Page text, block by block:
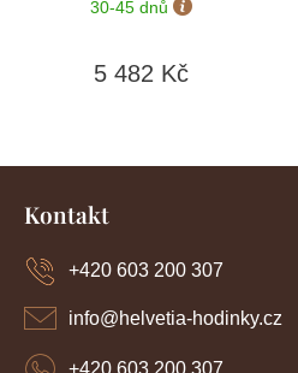
výměny do 90 dní
30-45 dnů
5 482 Kč
Z
Kontakt
info@helvetia-hodinky.cz
+420 603 200 307
+420 603 200 307